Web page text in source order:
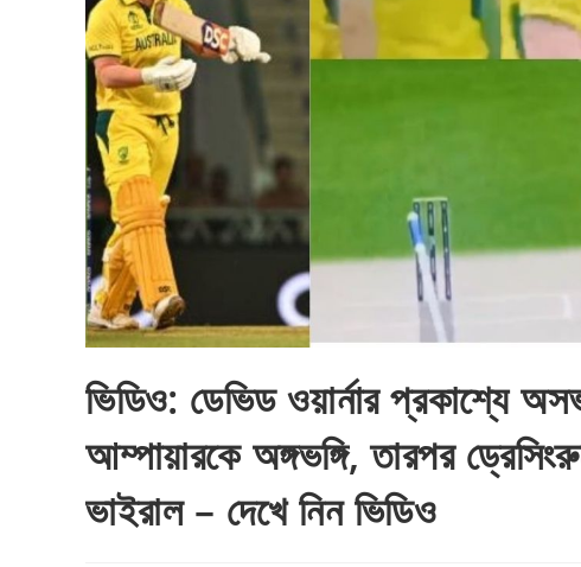
ভিডিও: ডেভিড ওয়ার্নার প্রকাশ্যে
আম্পায়ারকে অঙ্গভঙ্গি, তারপর
ভাইরাল – দেখে নিন ভিডিও